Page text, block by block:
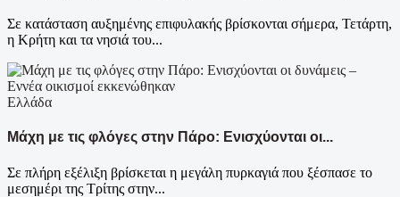
Σε κατάσταση αυξημένης επιφυλακής βρίσκονται σήμερα, Τετάρτη,
η Κρήτη και τα νησιά του...
Ελλάδα
Μάχη με τις φλόγες στην Πάρο: Ενισχύονται οι...
Σε πλήρη εξέλιξη βρίσκεται η μεγάλη πυρκαγιά που ξέσπασε το
μεσημέρι της Τρίτης στην...